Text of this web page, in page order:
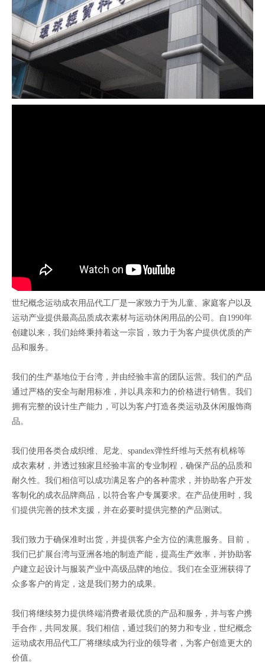
世纪概念运动成衣用品代工厂是一家致力于为儿童、家庭客户以及
运动产业提供最高品质成衣素材与运动休闲用品的公司。自1990年
创建以来，我们始终秉持着这一宗旨，致力于为客户提供优质的产
品和服务。
我们的生产基地位于台湾，并由经验丰富的团队运营。我们的产品
通过严格的安全与耐用标准，并以具亲和力的价格进行销售。我们
拥有完整的设计生产能力，可以为客户打造各类运动及休闲服饰商
品。
我们使用各类合成织维、尼龙、spandex弹性纤维与天然有机棉等
成衣素材，并透过独家且经验丰富的专业制程，确保产品的品质和
耐久性。我们相信可以成功满足客户的各种需求，并协助客户开发
客制化的成衣品牌商品，以符合客户专属要求。在产品使用时，我
们提供完善的技术支援，并在必要时提供完整的产品测试。
我们致力于确保准时出货，并提供客户全方位的满意服务。目前，
我们已扩展台湾与亚洲各地的制造产能，提高生产效率，并协助客
户建立起设计与服装产业中高级品牌的地位。我们在全亚洲获得了
众多客户的肯定，这是我们努力的成果。
我们将继续努力提供终端消费者最优质的产品和服务，并与客户携
手合作，共同发展。我们相信，通过我们的努力和专业，世纪概念
运动成衣用品代工厂将继续成为行业的领导者，为客户创造更大的
价值。